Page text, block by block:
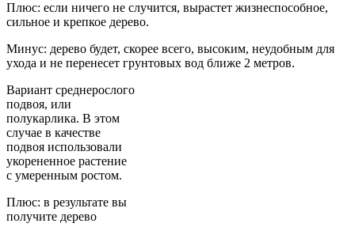
Плюс: если ничего не случится, вырастет жизнеспособное,
сильное и крепкое дерево.
Минус: дерево будет, скорее всего, высоким, неудобным для
ухода и не перенесет грунтовых вод ближе 2 метров.
Вариант среднерослого
подвоя, или
полукарлика. В этом
случае в качестве
подвоя использовали
укорененное растение
с умеренным ростом.
Плюс: в результате вы
получите дерево